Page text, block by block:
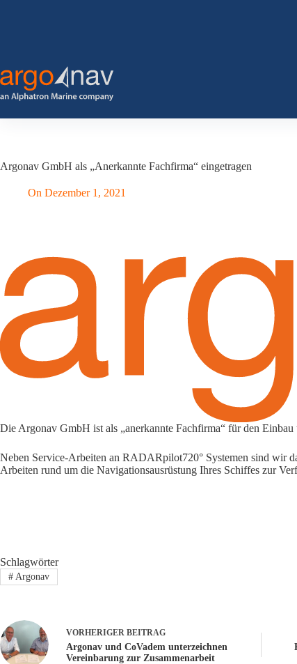
Argonav GmbH als „Anerkannte Fachfirma“ eingetragen
On Dezember 1, 2021
Die Argonav GmbH ist als „anerkannte Fachfirma“ für den
Neben Service-Arbeiten an RADARpilot720° Systemen sind wir
Arbeiten rund um die Navigationsausrüstung Ihres Schiffes zur
Schlagwörter
#Argonav
VORHERIGER BEITRAG
Argonav und CoVadem unterzeichnen
Vereinbarung zur Zusammenarbeit